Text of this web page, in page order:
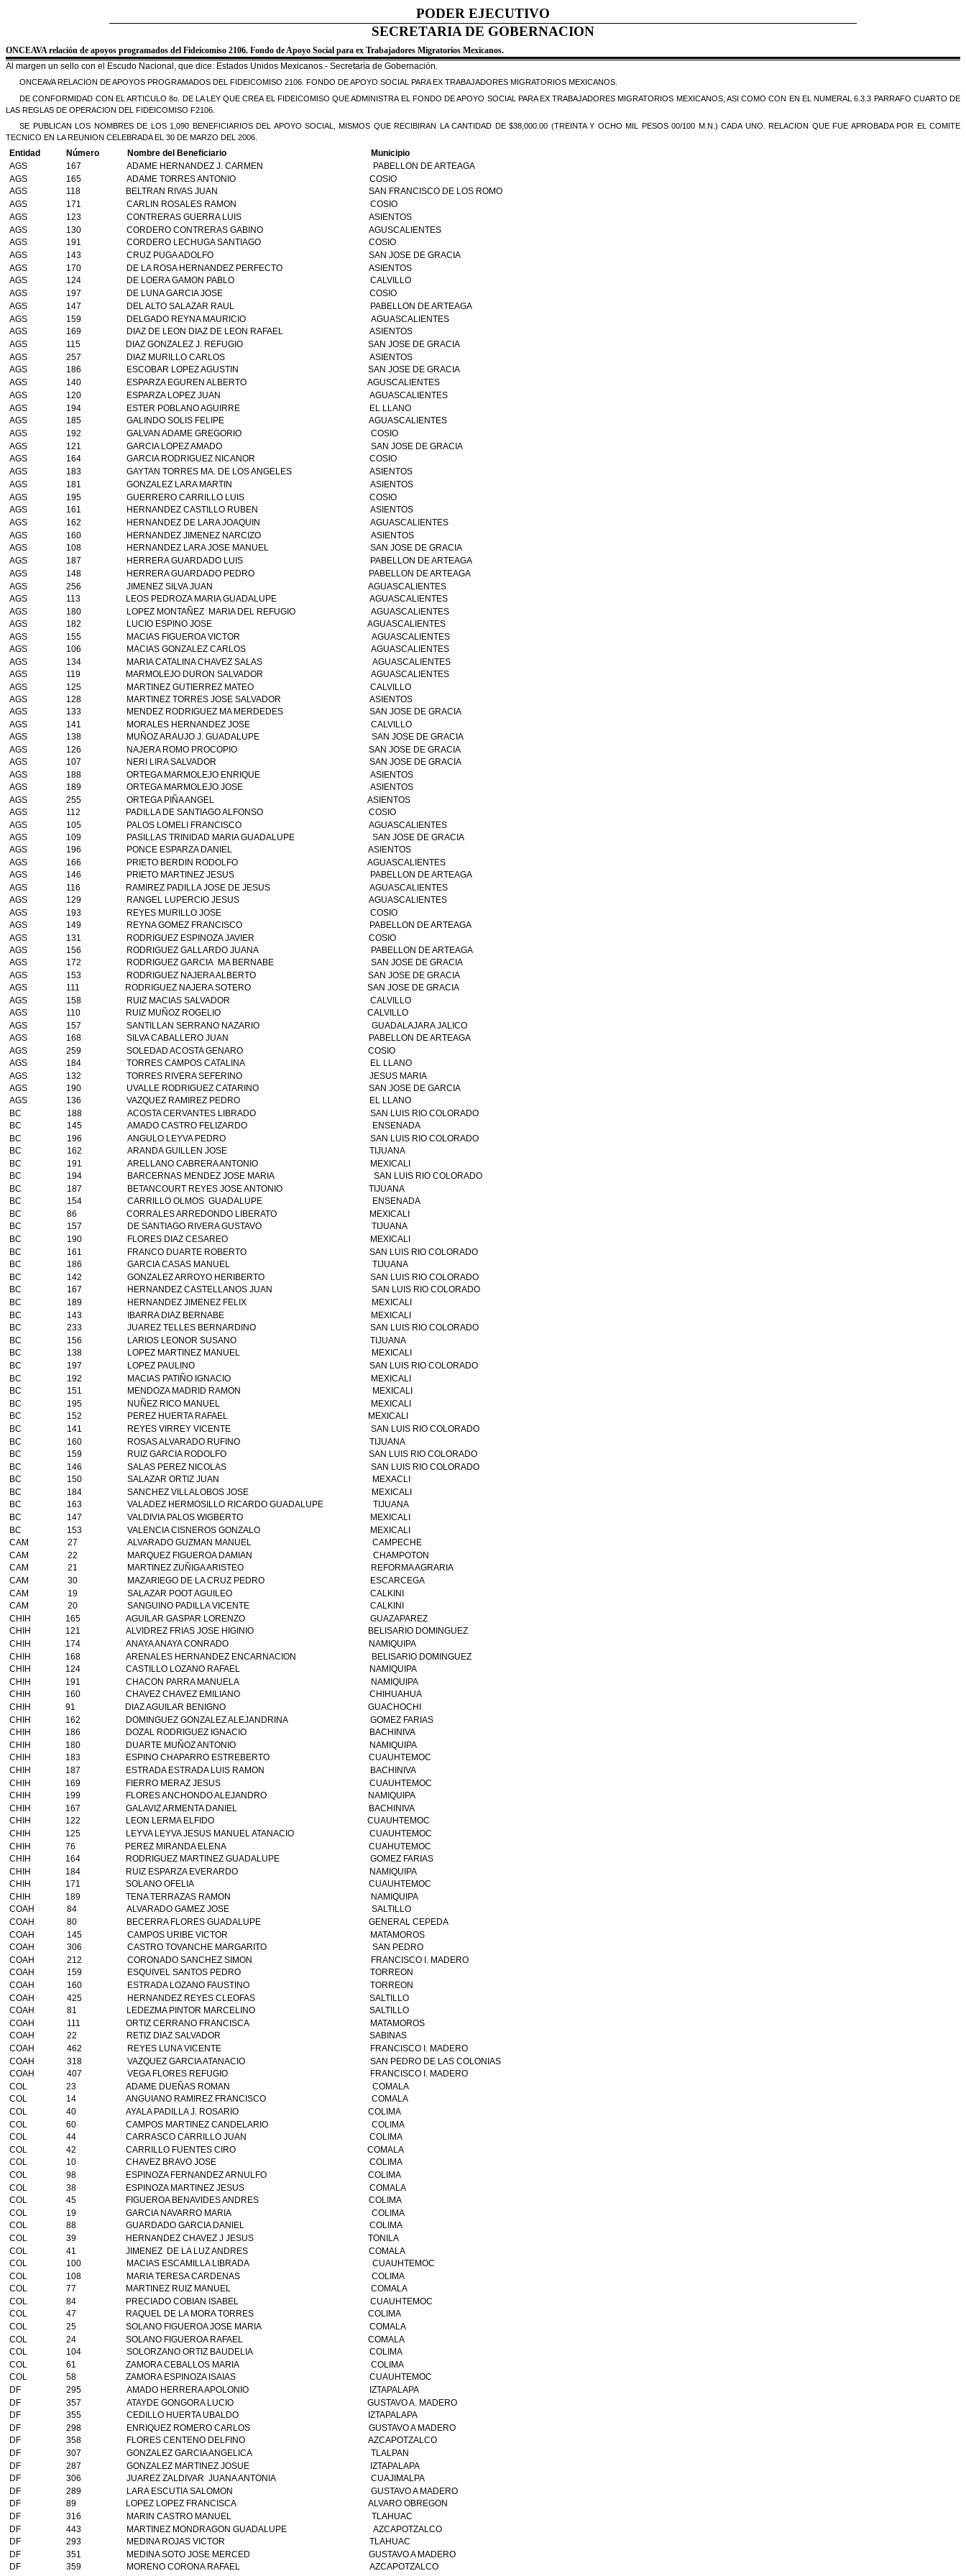
PODER EJECUTIVO
SECRETARIA DE GOBERNACION
ONCEAVA relación de apoyos programados del Fideicomiso 2106. Fondo de Apoyo Social para ex Trabajadores Migratorios Mexicanos.
Al margen un sello con el Escudo Nacional, que dice: Estados Unidos Mexicanos.- Secretaría de Gobernación.
ONCEAVA RELACION DE APOYOS PROGRAMADOS DEL FIDEICOMISO 2106. FONDO DE APOYO SOCIAL PARA EX TRABAJADORES MIGRATORIOS MEXICANOS.
DE CONFORMIDAD CON EL ARTICULO 8o. DE LA LEY QUE CREA EL FIDEICOMISO QUE ADMINISTRA EL FONDO DE APOYO SOCIAL PARA EX TRABAJADORES MIGRATORIOS MEXICANOS, ASI COMO CON EN EL NUMERAL 6.3.3 PARRAFO CUARTO DE
LAS REGLAS DE OPERACION DEL FIDEICOMISO F2106.
SE PUBLICAN LOS NOMBRES DE LOS 1,090 BENEFICIARIOS DEL APOYO SOCIAL, MISMOS QUE RECIBIRAN LA CANTIDAD DE $38,000.00 (TREINTA Y OCHO MIL PESOS 00/100 M.N.) CADA UNO. RELACION QUE FUE APROBADA POR EL COMITE
TECNICO EN LA REUNION CELEBRADA EL 30 DE MARZO DEL 2006.
Entidad Número Nombre del Beneficiario
Municipio
AGS
167 ADAME HERNANDEZ J. CARMEN
PABELLON DE ARTEAGA
AGS
165 ADAME TORRES ANTONIO
COSIO
AGS
118 BELTRAN RIVAS JUAN
SAN FRANCISCO DE LOS ROMO
AGS
171 CARLIN ROSALES RAMON
COSIO
AGS
123 CONTRERAS GUERRA LUIS
ASIENTOS
AGS
130 CORDERO CONTRERAS GABINO
AGUSCALIENTES
AGS
191 CORDERO LECHUGA SANTIAGO
COSIO
AGS
143 CRUZ PUGA ADOLFO
SAN JOSE DE GRACIA
AGS
170 DE LA ROSA HERNANDEZ PERFECTO
ASIENTOS
AGS
124 DE LOERA GAMON PABLO
CALVILLO
AGS
197 DE LUNA GARCIA JOSE
COSIO
AGS
147 DEL ALTO SALAZAR RAUL
PABELLON DE ARTEAGA
AGS
159 DELGADO REYNA MAURICIO
AGUASCALIENTES
AGS
169 DIAZ DE LEON DIAZ DE LEON RAFAEL
ASIENTOS
AGS
115 DIAZ GONZALEZ J. REFUGIO
SAN JOSE DE GRACIA
AGS
257 DIAZ MURILLO CARLOS
ASIENTOS
AGS
186 ESCOBAR LOPEZ AGUSTIN
SAN JOSE DE GRACIA
AGS
140 ESPARZA EGUREN ALBERTO
AGUSCALIENTES
AGS
120 ESPARZA LOPEZ JUAN
AGUASCALIENTES
AGS
194 ESTER POBLANO AGUIRRE
EL LLANO
AGS
185 GALINDO SOLIS FELIPE
AGUASCALIENTES
AGS
192 GALVAN ADAME GREGORIO
COSIO
AGS
121 GARCIA LOPEZ AMADO
SAN JOSE DE GRACIA
AGS
164 GARCIA RODRIGUEZ NICANOR
COSIO
AGS
183 GAYTAN TORRES MA. DE LOS ANGELES
ASIENTOS
AGS
181 GONZALEZ LARA MARTIN
ASIENTOS
AGS
195 GUERRERO CARRILLO LUIS
COSIO
AGS
161 HERNANDEZ CASTILLO RUBEN
ASIENTOS
AGS
162 HERNANDEZ DE LARA JOAQUIN
AGUASCALIENTES
AGS
160 HERNANDEZ JIMENEZ NARCIZO
ASIENTOS
AGS
108 HERNANDEZ LARA JOSE MANUEL
SAN JOSE DE GRACIA
AGS
187 HERRERA GUARDADO LUIS
PABELLON DE ARTEAGA
AGS
148 HERRERA GUARDADO PEDRO
PABELLON DE ARTEAGA
AGS
256 JIMENEZ SILVA JUAN
AGUASCALIENTES
AGS
113 LEOS PEDROZA MARIA GUADALUPE
AGUASCALIENTES
AGS
180 LOPEZ MONTAÑEZ MARIA DEL REFUGIO
AGUASCALIENTES
AGS
182 LUCIO ESPINO JOSE
AGUASCALIENTES
AGS
155 MACIAS FIGUEROA VICTOR
AGUASCALIENTES
AGS
106 MACIAS GONZALEZ CARLOS
AGUASCALIENTES
AGS
134 MARIA CATALINA CHAVEZ SALAS
AGUASCALIENTES
AGS
119 MARMOLEJO DURON SALVADOR
AGUASCALIENTES
AGS
125 MARTINEZ GUTIERREZ MATEO
CALVILLO
AGS
128 MARTINEZ TORRES JOSE SALVADOR
ASIENTOS
AGS
133 MENDEZ RODRIGUEZ MA MERDEDES
SAN JOSE DE GRACIA
AGS
141 MORALES HERNANDEZ JOSE
CALVILLO
AGS
138 MUÑOZ ARAUJO J. GUADALUPE
SAN JOSE DE GRACIA
AGS
126 NAJERA ROMO PROCOPIO
SAN JOSE DE GRACIA
AGS
107 NERI LIRA SALVADOR
SAN JOSE DE GRACIA
AGS
188 ORTEGA MARMOLEJO ENRIQUE
ASIENTOS
AGS
189 ORTEGA MARMOLEJO JOSE
ASIENTOS
AGS
255 ORTEGA PIÑA ANGEL
ASIENTOS
AGS
112 PADILLA DE SANTIAGO ALFONSO
COSIO
AGS
105 PALOS LOMELI FRANCISCO
AGUASCALIENTES
AGS
109 PASILLAS TRINIDAD MARIA GUADALUPE
SAN JOSE DE GRACIA
AGS
196 PONCE ESPARZA DANIEL
ASIENTOS
AGS
166 PRIETO BERDIN RODOLFO
AGUASCALIENTES
AGS
146 PRIETO MARTINEZ JESUS
PABELLON DE ARTEAGA
AGS
116 RAMIREZ PADILLA JOSE DE JESUS
AGUASCALIENTES
AGS
129 RANGEL LUPERCIO JESUS
AGUASCALIENTES
AGS
193 REYES MURILLO JOSE
COSIO
AGS
149 REYNA GOMEZ FRANCISCO
PABELLON DE ARTEAGA
AGS
131 RODRIGUEZ ESPINOZA JAVIER
COSIO
AGS
156 RODRIGUEZ GALLARDO JUANA
PABELLON DE ARTEAGA
AGS
172 RODRIGUEZ GARCIA MA BERNABE
SAN JOSE DE GRACIA
AGS
153 RODRIGUEZ NAJERA ALBERTO
SAN JOSE DE GRACIA
AGS
111 RODRIGUEZ NAJERA SOTERO
SAN JOSE DE GRACIA
AGS
158 RUIZ MACIAS SALVADOR
CALVILLO
AGS
110 RUIZ MUÑOZ ROGELIO
CALVILLO
AGS
157 SANTILLAN SERRANO NAZARIO
GUADALAJARA JALICO
AGS
168 SILVA CABALLERO JUAN
PABELLON DE ARTEAGA
AGS
259 SOLEDAD ACOSTA GENARO
COSIO
AGS
184 TORRES CAMPOS CATALINA
EL LLANO
AGS
132 TORRES RIVERA SEFERINO
JESUS MARIA
AGS
190 UVALLE RODRIGUEZ CATARINO
SAN JOSE DE GARCIA
AGS
136 VAZQUEZ RAMIREZ PEDRO
EL LLANO
BC
188 ACOSTA CERVANTES LIBRADO
SAN LUIS RIO COLORADO
BC
145 AMADO CASTRO FELIZARDO
ENSENADA
BC
196 ANGULO LEYVA PEDRO
SAN LUIS RIO COLORADO
BC
162 ARANDA GUILLEN JOSE
TIJUANA
BC
191 ARELLANO CABRERA ANTONIO
MEXICALI
BC
194 BARCERNAS MENDEZ JOSE MARIA
SAN LUIS RIO COLORADO
BC
187 BETANCOURT REYES JOSE ANTONIO
TIJUANA
BC
154 CARRILLO OLMOS GUADALUPE
ENSENADA
BC
86 CORRALES ARREDONDO LIBERATO
MEXICALI
BC
157 DE SANTIAGO RIVERA GUSTAVO
TIJUANA
BC
190 FLORES DIAZ CESAREO
MEXICALI
BC
161 FRANCO DUARTE ROBERTO
SAN LUIS RIO COLORADO
BC
186 GARCIA CASAS MANUEL
TIJUANA
BC
142 GONZALEZ ARROYO HERIBERTO
SAN LUIS RIO COLORADO
BC
167 HERNANDEZ CASTELLANOS JUAN
SAN LUIS RIO COLORADO
BC
189 HERNANDEZ JIMENEZ FELIX
MEXICALI
BC
143 IBARRA DIAZ BERNABE
MEXICALI
BC
233 JUAREZ TELLES BERNARDINO
SAN LUIS RIO COLORADO
BC
156 LARIOS LEONOR SUSANO
TIJUANA
BC
138 LOPEZ MARTINEZ MANUEL
MEXICALI
BC
197 LOPEZ PAULINO
SAN LUIS RIO COLORADO
BC
192 MACIAS PATIÑO IGNACIO
MEXICALI
BC
151 MENDOZA MADRID RAMON
MEXICALI
BC
195 NUÑEZ RICO MANUEL
MEXICALI
BC
152 PEREZ HUERTA RAFAEL
MEXICALI
BC
141 REYES VIRREY VICENTE
SAN LUIS RIO COLORADO
BC
160 ROSAS ALVARADO RUFINO
TIJUANA
BC
159 RUIZ GARCIA RODOLFO
SAN LUIS RIO COLORADO
BC
146 SALAS PEREZ NICOLAS
SAN LUIS RIO COLORADO
BC
150 SALAZAR ORTIZ JUAN
MEXACLI
BC
184 SANCHEZ VILLALOBOS JOSE
MEXICALI
BC
163 VALADEZ HERMOSILLO RICARDO GUADALUPE
TIJUANA
BC
147 VALDIVIA PALOS WIGBERTO
MEXICALI
BC
153 VALENCIA CISNEROS GONZALO
MEXICALI
CAM
27 ALVARADO GUZMAN MANUEL
CAMPECHE
CAM
22 MARQUEZ FIGUEROA DAMIAN
CHAMPOTON
CAM
21 MARTINEZ ZUÑIGA ARISTEO
REFORMA AGRARIA
CAM
30 MAZARIEGO DE LA CRUZ PEDRO
ESCARCEGA
CAM
19 SALAZAR POOT AGUILEO
CALKINI
CAM
20 SANGUINO PADILLA VICENTE
CALKINI
CHIH
165 AGUILAR GASPAR LORENZO
GUAZAPAREZ
CHIH
121 ALVIDREZ FRIAS JOSE HIGINIO
BELISARIO DOMINGUEZ
CHIH
174 ANAYA ANAYA CONRADO
NAMIQUIPA
CHIH
168 ARENALES HERNANDEZ ENCARNACION
BELISARIO DOMINGUEZ
CHIH
124 CASTILLO LOZANO RAFAEL
NAMIQUIPA
CHIH
191 CHACON PARRA MANUELA
NAMIQUIPA
CHIH
160 CHAVEZ CHAVEZ EMILIANO
CHIHUAHUA
CHIH
91 DIAZ AGUILAR BENIGNO
GUACHOCHI
CHIH
162 DOMINGUEZ GONZALEZ ALEJANDRINA
GOMEZ FARIAS
CHIH
186 DOZAL RODRIGUEZ IGNACIO
BACHINIVA
CHIH
180 DUARTE MUÑOZ ANTONIO
NAMIQUIPA
CHIH
183 ESPINO CHAPARRO ESTREBERTO
CUAUHTEMOC
CHIH
187 ESTRADA ESTRADA LUIS RAMON
BACHINIVA
CHIH
169 FIERRO MERAZ JESUS
CUAUHTEMOC
CHIH
199 FLORES ANCHONDO ALEJANDRO
NAMIQUIPA
CHIH
167 GALAVIZ ARMENTA DANIEL
BACHINIVA
CHIH
122 LEON LERMA ELFIDO
CUAUHTEMOC
CHIH
125 LEYVA LEYVA JESUS MANUEL ATANACIO
CUAUHTEMOC
CHIH
76 PEREZ MIRANDA ELENA
CUAHUTEMOC
CHIH
164 RODRIGUEZ MARTINEZ GUADALUPE
GOMEZ FARIAS
CHIH
184 RUIZ ESPARZA EVERARDO
NAMIQUIPA
CHIH
171 SOLANO OFELIA
CUAUHTEMOC
CHIH
189 TENA TERRAZAS RAMON
NAMIQUIPA
COAH
84 ALVARADO GAMEZ JOSE
SALTILLO
COAH
80 BECERRA FLORES GUADALUPE
GENERAL CEPEDA
COAH
145 CAMPOS URIBE VICTOR
MATAMOROS
COAH
306 CASTRO TOVANCHE MARGARITO
SAN PEDRO
COAH
212 CORONADO SANCHEZ SIMON
FRANCISCO I. MADERO
COAH
159 ESQUIVEL SANTOS PEDRO
TORREON
COAH
160 ESTRADA LOZANO FAUSTINO
TORREON
COAH
425 HERNANDEZ REYES CLEOFAS
SALTILLO
COAH
81 LEDEZMA PINTOR MARCELINO
SALTILLO
COAH
111 ORTIZ CERRANO FRANCISCA
MATAMOROS
COAH
22 RETIZ DIAZ SALVADOR
SABINAS
COAH
462 REYES LUNA VICENTE
FRANCISCO I. MADERO
COAH
318 VAZQUEZ GARCIA ATANACIO
SAN PEDRO DE LAS COLONIAS
COAH
407 VEGA FLORES REFUGIO
FRANCISCO I. MADERO
COL
23 ADAME DUEÑAS ROMAN
COMALA
COL
14 ANGUIANO RAMIREZ FRANCISCO
COMALA
COL
40 AYALA PADILLA J. ROSARIO
COLIMA
COL
60 CAMPOS MARTINEZ CANDELARIO
COLIMA
COL
44 CARRASCO CARRILLO JUAN
COLIMA
COL
42 CARRILLO FUENTES CIRO
COMALA
COL
10 CHAVEZ BRAVO JOSE
COLIMA
COL
98 ESPINOZA FERNANDEZ ARNULFO
COLIMA
COL
38 ESPINOZA MARTINEZ JESUS
COMALA
COL
45 FIGUEROA BENAVIDES ANDRES
COLIMA
COL
19 GARCIA NAVARRO MARIA
COLIMA
COL
88 GUARDADO GARCIA DANIEL
COLIMA
COL
39 HERNANDEZ CHAVEZ J JESUS
TONILA
COL
41 JIMENEZ DE LA LUZ ANDRES
COMALA
COL
100 MACIAS ESCAMILLA LIBRADA
CUAUHTEMOC
COL
108 MARIA TERESA CARDENAS
COLIMA
COL
77 MARTINEZ RUIZ MANUEL
COMALA
COL
84 PRECIADO COBIAN ISABEL
CUAUHTEMOC
COL
47 RAQUEL DE LA MORA TORRES
COLIMA
COL
25 SOLANO FIGUEROA JOSE MARIA
COMALA
COL
24 SOLANO FIGUEROA RAFAEL
COMALA
COL
104 SOLORZANO ORTIZ BAUDELIA
COLIMA
COL
61 ZAMORA CEBALLOS MARIA
COLIMA
COL
58 ZAMORA ESPINOZA ISAIAS
CUAUHTEMOC
DF
295 AMADO HERRERA APOLONIO
IZTAPALAPA
DF
357 ATAYDE GONGORA LUCIO
GUSTAVO A. MADERO
DF
355 CEDILLO HUERTA UBALDO
IZTAPALAPA
DF
298 ENRIQUEZ ROMERO CARLOS
GUSTAVO A MADERO
DF
358 FLORES CENTENO DELFINO
AZCAPOTZALCO
DF
307 GONZALEZ GARCIA ANGELICA
TLALPAN
DF
287 GONZALEZ MARTINEZ JOSUE
IZTAPALAPA
DF
306 JUAREZ ZALDIVAR JUANA ANTONIA
CUAJIMALPA
DF
289 LARA ESCUTIA SALOMON
GUSTAVO A MADERO
DF
89 LOPEZ LOPEZ FRANCISCA
ALVARO OBREGON
DF
316 MARIN CASTRO MANUEL
TLAHUAC
DF
443 MARTINEZ MONDRAGON GUADALUPE
AZCAPOTZALCO
DF
293 MEDINA ROJAS VICTOR
TLAHUAC
DF
351 MEDINA SOTO JOSE MERCED
GUSTAVO A MADERO
DF
359 MORENO CORONA RAFAEL
AZCAPOTZALCO